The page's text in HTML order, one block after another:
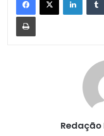
Imprimir
Redação